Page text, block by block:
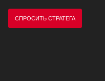
СПРОСИТЬ СТРАТЕГА